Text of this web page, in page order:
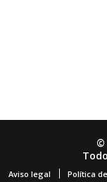
©
Aviso legal Política